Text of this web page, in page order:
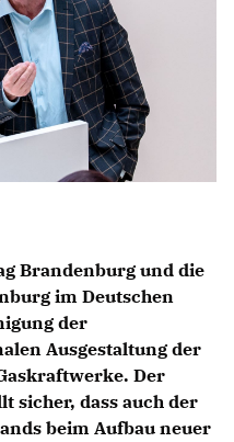
Landtag
Brandenburg und die
im Deutschen
der
Ausgestaltung der
Der
sicher, dass auch der
beim Aufbau neuer